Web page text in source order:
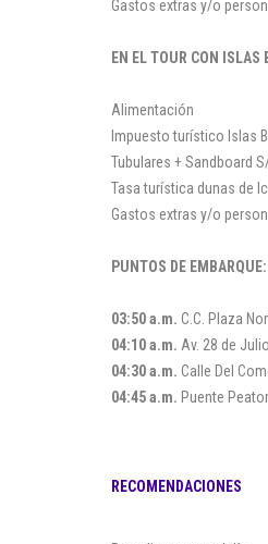
Gastos extras y/o
EN EL TOUR CON ISLAS
Alimentación
Impuesto turístico Islas
Tubulares + Sandboard
Tasa turística dunas de
Gastos extras y/o
PUNTOS DE EMBARQUE:
03:50 a.m. C.C. Plaza
04:10 a.m. Av. 28 de
04:30 a.m. Calle Del
04:45 a.m. Puente
RECOMENDACIONES